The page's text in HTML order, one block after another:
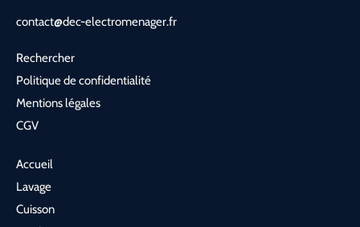
contact@dec-electromenager.fr
Rechercher
Politique de confidentialité
Mentions légales
CGV
Accueil
Lavage
Cuisson